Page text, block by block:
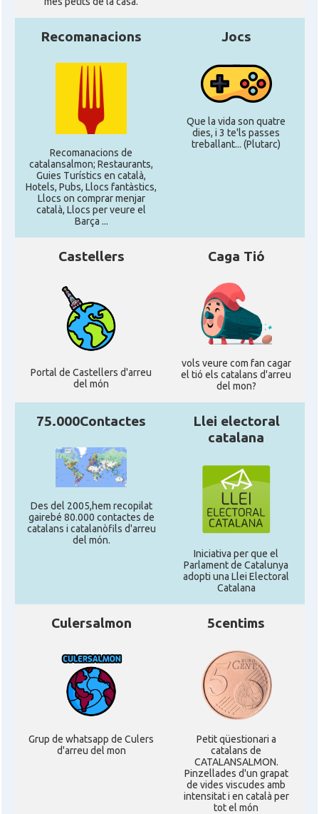
Recomanacions
Recomanacions de
catalansalmon; Restaurants,
Guies Turístics en català,
Hotels, Pubs, Llocs fantàstics,
Llocs on comprar menjar
català, Llocs per veure el
Barça ...
Jocs
Que la vida son quatre
dies, i 3 te'ls passes
treballant... (Plutarc)
Castellers
Portal de Castellers d'arreu
del món
Caga Tió
vols veure com fan cagar
el tió els catalans d'arreu
del mon?
75.000Contactes
Des del 2005,hem recopilat
gairebé 80.000 contactes de
catalans i catalanòfils d'arreu
del món.
Llei electoral
catalana
Iniciativa per que el
Parlament de Catalunya
adopti una Llei Electoral
Catalana
Culersalmon
Grup de whatsapp de Culers
d'arreu del mon
5centims
Petit qüestionari a
catalans de
CATALANSALMON.
Pinzellades d'un grapat
de vides viscudes amb
intensitat i en català per
tot el món